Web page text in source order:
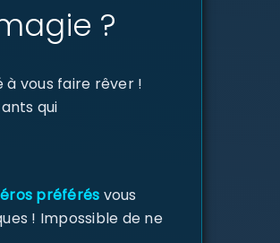
?
vous faire rêver !
qui
préférés vous
! Impossible de ne